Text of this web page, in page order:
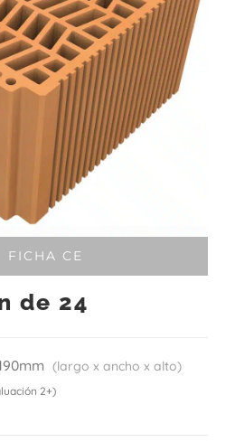
FICHA CE
de 24
(largo x ancho x alto)
2+)